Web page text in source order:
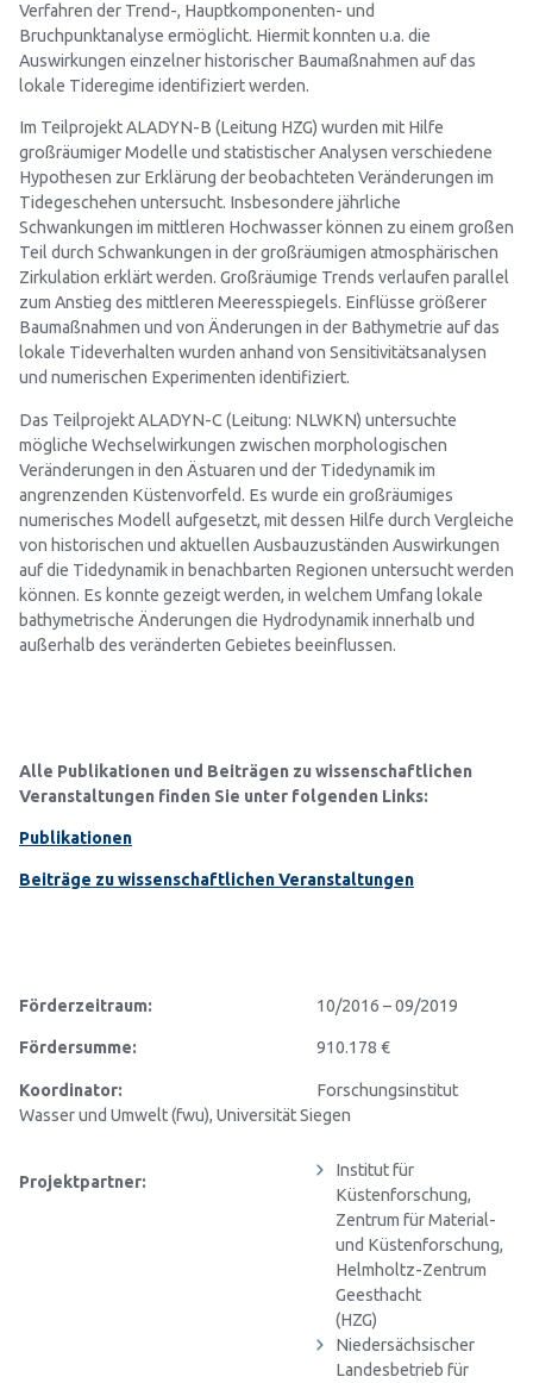
Verfahren der Trend-, Hauptkomponenten- und
Bruchpunktanalyse ermöglicht. Hiermit konnten u.a. die
Auswirkungen einzelner historischer Baumaßnahmen auf das
lokale Tideregime identifiziert werden.
Im Teilprojekt ALADYN-B (Leitung HZG) wurden mit Hilfe
großräumiger Modelle und statistischer Analysen verschiedene
Hypothesen zur Erklärung der beobachteten Veränderungen im
Tidegeschehen untersucht. Insbesondere jährliche
Schwankungen im mittleren Hochwasser können zu einem großen
Teil durch Schwankungen in der großräumigen atmosphärischen
Zirkulation erklärt werden. Großräumige Trends verlaufen parallel
zum Anstieg des mittleren Meeresspiegels. Einflüsse größerer
Baumaßnahmen und von Änderungen in der Bathymetrie auf das
lokale Tideverhalten wurden anhand von Sensitivitätsanalysen
und numerischen Experimenten identifiziert.
Das Teilprojekt ALADYN-C (Leitung: NLWKN) untersuchte
mögliche Wechselwirkungen zwischen morphologischen
Veränderungen in den Ästuaren und der Tidedynamik im
angrenzenden Küstenvorfeld. Es wurde ein großräumiges
numerisches Modell aufgesetzt, mit dessen Hilfe durch Vergleiche
von historischen und aktuellen Ausbauzuständen Auswirkungen
auf die Tidedynamik in benachbarten Regionen untersucht werden
können. Es konnte gezeigt werden, in welchem Umfang lokale
bathymetrische Änderungen die Hydrodynamik innerhalb und
außerhalb des veränderten Gebietes beeinflussen.
Alle Publikationen und Beiträgen zu wissenschaftlichen
Veranstaltungen finden Sie unter folgenden Links:
Publikationen
Beiträge zu wissenschaftlichen Veranstaltungen
Förderzeitraum: 10/2016 – 09/2019
Fördersumme: 910.178 €
Koordinator:
Forschungsinstitut
Wasser und Umwelt (fwu), Universität Siegen
Projektpartner:
Institut für
Küstenforschung,
Zentrum für Material-
und Küstenforschung,
Helmholtz-Zentrum
Geesthacht
Niedersächsischer
Landesbetrieb für